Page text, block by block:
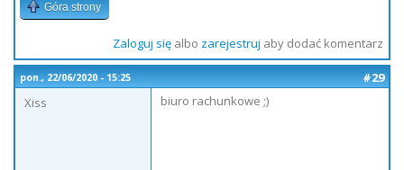
Góra strony
Zaloguj sięalbo zarejestruj aby dodać komentarz
pon., 22/06/2020 - 15:25
#29
Xiss
biuro rachunkowe ;)